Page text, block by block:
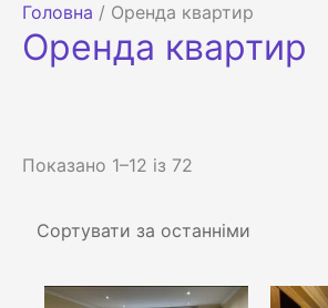
Головна / Оренда квартир
Оренда квартир
Показано 1–12 із 72
останнім